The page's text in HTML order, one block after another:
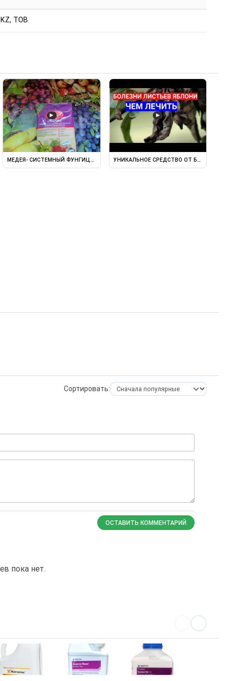
ТОВ
▶
МЕДЕЯ- СИСТЕМНЫЙ ФУНГИЦИД ОТ ГРИБКОВЫХ БОЛЕЗНЕЙ.
▶
УНИКАЛЬНОЕ СРЕДСТВО ОТ БОЛЕЗНЕЙ
Сортировать:
ОСТАВИТЬ КОММЕНТАРИЙ
пока нет.